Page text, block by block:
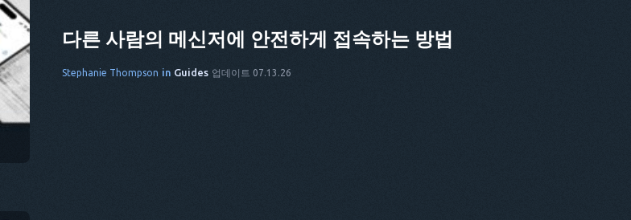
CS
다른 사람의 메신저에 안전하게 접속하는 방법
Stephanie Thompson in Guides 업데이트 07.13.26